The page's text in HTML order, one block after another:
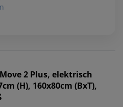
2 Plus, elektrisch
(H), 160x80cm (BxT),